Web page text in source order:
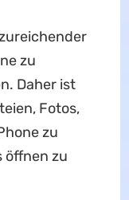
zu
Daher ist
Fotos,
zu
öffnen zu